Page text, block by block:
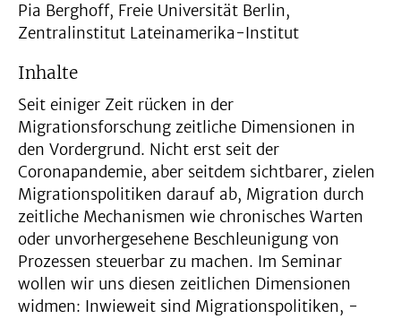
Pia Berghoff, Freie Universität Berlin,
Zentralinstitut Lateinamerika-Institut
Inhalte
Seit einiger Zeit rücken in der
Migrationsforschung zeitliche Dimensionen in
den Vordergrund. Nicht erst seit der
Coronapandemie, aber seitdem sichtbarer, zielen
Migrationspolitiken darauf ab, Migration durch
zeitliche Mechanismen wie chronisches Warten
oder unvorhergesehene Beschleunigung von
Prozessen steuerbar zu machen. Im Seminar
wollen wir uns diesen zeitlichen Dimensionen
widmen: Inwieweit sind Migrationspolitiken, -